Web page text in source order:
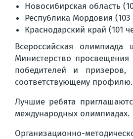
Новосибирская область
Республика Мордовия (103
Краснодарский край (101
Всероссийская
Министерство
победителей и
соответствующему профилю.
Лучшие ребята
международных олимпиадах.
Организационно-